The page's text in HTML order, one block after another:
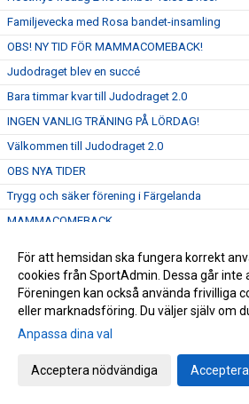
Familjevecka med Rosa bandet-insamling
OBS! NY TID FÖR MAMMACOMEBACK!
Judodraget blev en succé
Bara timmar kvar till Judodraget 2.0
INGEN VANLIG TRÄNING PÅ LÖRDAG!
Välkommen till Judodraget 2.0
OBS NYA TIDER
Trygg och säker förening i Färgelanda
MAMMACOMEBACK
Du följer oss väl på Youtube?
Att se och möta varje individ
Bilder från dagens aktivitet på
Tommy berättar och konstaterar - Första veckan.
Träffa Färgelanda judoklubb på
För att hemsidan ska fungera korrekt
cookies från SportAdmin. Dessa går inte
Föreningen kan också använda frivilliga
eller marknadsföring. Du väljer själv om
Anpassa dina val
Acceptera nödvändiga